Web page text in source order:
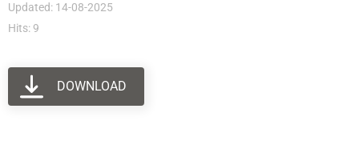
Updated: 14-08-2025
Hits: 9
DOWNLOAD